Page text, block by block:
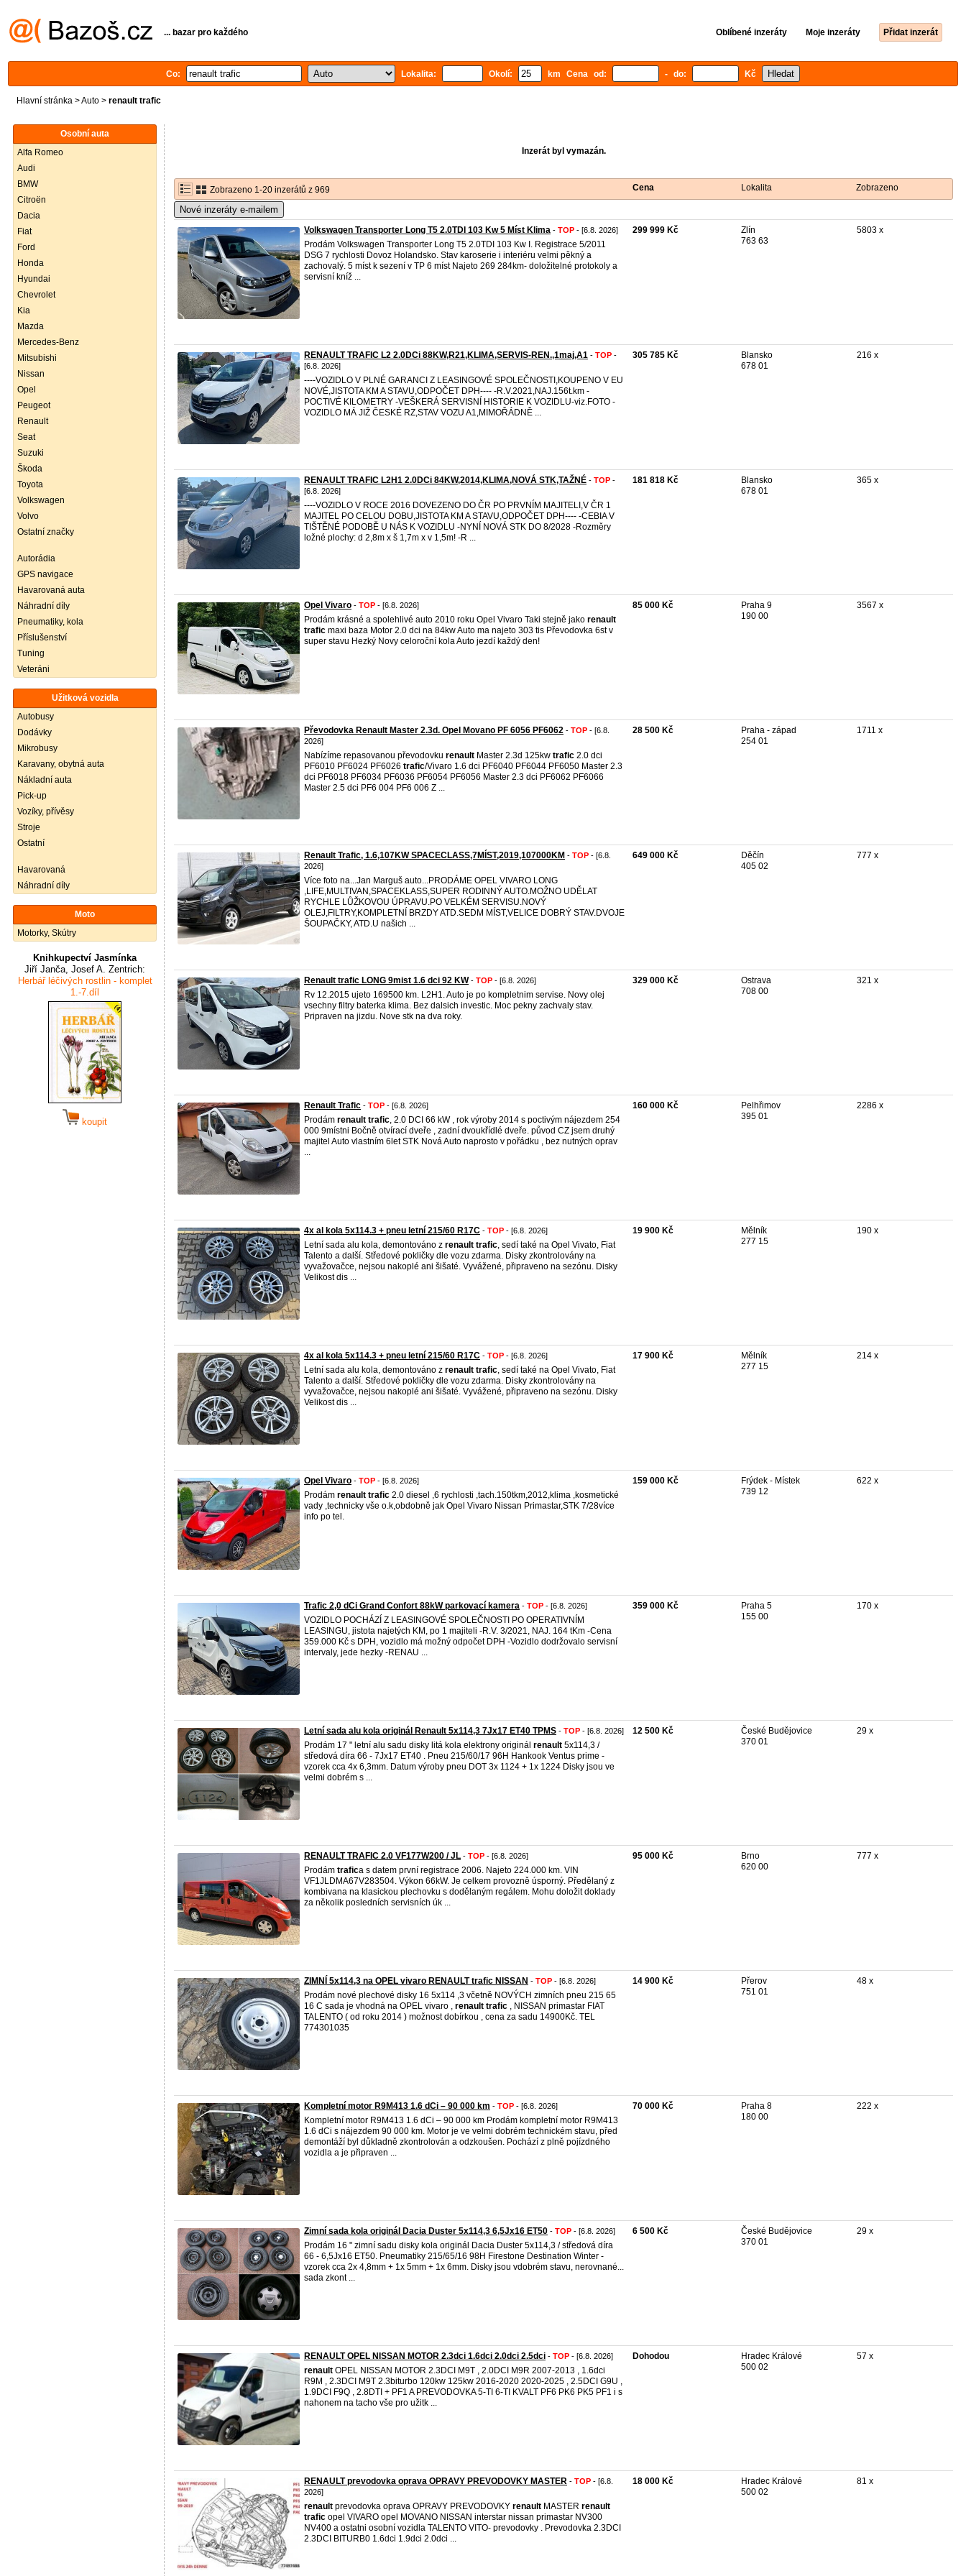
... bazar pro každého Oblíbené inzeráty Moje inzeráty Přidat inzerát
Co: Lokalita: Okolí: km Cena od: - do: Kč
Hlavní stránka >Auto > renault trafic
Osobní auta
Alfa Romeo
Audi
BMW
Citroën
Dacia
Fiat
Ford
Honda
Hyundai
Chevrolet
Kia
Mazda
Mercedes-Benz
Mitsubishi
Nissan
Opel
Peugeot
Renault
Seat
Suzuki
Škoda
Toyota
Volkswagen
Volvo
Ostatní značky
Autorádia
GPS navigace
Havarovaná auta
Náhradní díly
Pneumatiky, kola
Příslušenství
Tuning
Veteráni
Užitková vozidla
Autobusy
Dodávky
Mikrobusy
Karavany, obytná auta
Nákladní auta
Pick-up
Vozíky, přívěsy
Stroje
Ostatní
Havarovaná
Náhradní díly
Moto
Motorky, Skútry
Knihkupectví Jasmínka
Jiří Janča, Josef A. Zentrich:
Herbář léčivých rostlin - komplet
1.-7.díl
koupit
Inzerát byl vymazán.
Zobrazeno 1-20 inzerátů z 969 Cena Lokalita Zobrazeno
Nové inzeráty e-mailem
Volkswagen Transporter Long T5 2.0TDI 103 Kw 5 Míst Klima - TOP - [6.8. 2026]
Prodám Volkswagen Transporter Long T5 2.0TDI 103 Kw I. Registrace 5/2011
DSG 7 rychlosti Dovoz Holandsko. Stav karoserie i interiéru velmi pěkný a
zachovalý. 5 míst k sezení v TP 6 míst Najeto 269 284km- doložitelné protokoly a
servisní kníž ...
299 999 Kč
Zlín
763 63
5803 x
RENAULT TRAFIC L2 2.0DCi 88KW,R21,KLIMA,SERVIS-REN.,1maj,A1 - TOP -
[6.8. 2026]
----VOZIDLO V PLNÉ GARANCI Z LEASINGOVÉ SPOLEČNOSTI,KOUPENO V EU
NOVÉ,JISTOTA KM A STAVU,ODPOČET DPH---- -R.V.2021,NAJ.156t.km -
POCTIVÉ KILOMETRY -VEŠKERÁ SERVISNÍ HISTORIE K VOZIDLU-viz.FOTO -
VOZIDLO MÁ JIŽ ČESKÉ RZ,STAV VOZU A1,MIMOŘÁDNĚ ...
305 785 Kč
Blansko
678 01
216 x
RENAULT TRAFIC L2H1 2.0DCi 84KW,2014,KLIMA,NOVÁ STK,TAŽNÉ - TOP -
[6.8. 2026]
----VOZIDLO V ROCE 2016 DOVEZENO DO ČR PO PRVNÍM MAJITELI,V ČR 1
MAJITEL PO CELOU DOBU,JISTOTA KM A STAVU,ODPOČET DPH---- -CEBIA V
TIŠTĚNÉ PODOBĚ U NÁS K VOZIDLU -NYNÍ NOVÁ STK DO 8/2028 -Rozměry
ložné plochy: d 2,8m x š 1,7m x v 1,5m! -R ...
181 818 Kč
Blansko
678 01
365 x
Opel Vivaro - TOP - [6.8. 2026]
Prodám krásné a spolehlivé auto 2010 roku Opel Vivaro Taki stejně jako renault
trafic maxi baza Motor 2.0 dci na 84kw Auto ma najeto 303 tis Převodovka 6st v
super stavu Hezký Novy celoroční kola Auto jezdí každý den!
85 000 Kč
Praha 9
190 00
3567 x
Převodovka Renault Master 2.3d. Opel Movano PF 6056 PF6062 - TOP - [6.8.
2026]
Nabízíme repasovanou převodovku renault Master 2.3d 125kw trafic 2.0 dci
PF6010 PF6024 PF6026 trafic/Vivaro 1.6 dci PF6040 PF6044 PF6050 Master 2.3
dci PF6018 PF6034 PF6036 PF6054 PF6056 Master 2.3 dci PF6062 PF6066
Master 2.5 dci PF6 004 PF6 006 Z ...
28 500 Kč
Praha - západ
254 01
1711 x
Renault Trafic, 1.6,107KW SPACECLASS,7MÍST,2019,107000KM - TOP - [6.8.
2026]
Více foto na...Jan Marguš auto...PRODÁME OPEL VIVARO LONG
,LIFE,MULTIVAN,SPACEKLASS,SUPER RODINNÝ AUTO.MOŽNO UDĚLAT
RYCHLE LŮŽKOVOU ÚPRAVU.PO VELKÉM SERVISU.NOVÝ
OLEJ,FILTRY,KOMPLETNÍ BRZDY ATD.SEDM MÍST,VELICE DOBRÝ STAV.DVOJE
ŠOUPAČKY, ATD.U našich ...
649 000 Kč
Děčín
405 02
777 x
Renault trafic LONG 9mist 1.6 dci 92 KW- TOP - [6.8. 2026]
Rv 12.2015 ujeto 169500 km. L2H1. Auto je po kompletnim servise. Novy olej
vsechny filtry baterka klima. Bez dalsich investic. Moc pekny zachvaly stav.
Pripraven na jizdu. Nove stk na dva roky.
329 000 Kč
Ostrava
708 00
321 x
Renault Trafic - TOP - [6.8. 2026]
Prodám renault trafic, 2.0 DCI 66 kW , rok výroby 2014 s poctivým nájezdem 254
000 9místni Bočně otvírací dveře , zadní dvoukřídlé dveře. původ CZ jsem druhý
majitel Auto vlastním 6let STK Nová Auto naprosto v pořádku , bez nutných oprav
...
160 000 Kč
Pelhřimov
395 01
2286 x
4x al kola 5x114.3 + pneu letní 215/60 R17C - TOP - [6.8. 2026]
Letní sada alu kola, demontováno z renault trafic, sedí také na Opel Vivato, Fiat
Talento a další. Středové pokličky dle vozu zdarma. Disky zkontrolovány na
vyvažovačce, nejsou nakoplé ani šišaté. Vyvážené, připraveno na sezónu. Disky
Velikost dis ...
19 900 Kč
Mělník
277 15
190 x
4x al kola 5x114.3 + pneu letní 215/60 R17C - TOP - [6.8. 2026]
Letní sada alu kola, demontováno z renault trafic, sedí také na Opel Vivato, Fiat
Talento a další. Středové pokličky dle vozu zdarma. Disky zkontrolovány na
vyvažovačce, nejsou nakoplé ani šišaté. Vyvážené, připraveno na sezónu. Disky
Velikost dis ...
17 900 Kč
Mělník
277 15
214 x
Opel Vivaro - TOP - [6.8. 2026]
Prodám renault trafic 2.0 diesel ,6 rychlosti ,tach.150tkm,2012,klima ,kosmetické
vady ,technicky vše o.k,obdobně jak Opel Vivaro Nissan Primastar,STK 7/28více
info po tel.
159 000 Kč
Frýdek - Místek
739 12
622 x
Trafic 2,0 dCi Grand Confort 88kW parkovací kamera - TOP - [6.8. 2026]
VOZIDLO POCHÁZÍ Z LEASINGOVÉ SPOLEČNOSTI PO OPERATIVNÍM
LEASINGU, jistota najetých KM, po 1 majiteli -R.V. 3/2021, NAJ. 164 tKm -Cena
359.000 Kč s DPH, vozidlo má možný odpočet DPH -Vozidlo dodržovalo servisní
intervaly, jede hezky -RENAU ...
359 000 Kč
Praha 5
155 00
170 x
Letní sada alu kola originál Renault 5x114,3 7Jx17 ET40 TPMS - TOP - [6.8. 2026]
Prodám 17 " letní alu sadu disky litá kola elektrony originál renault 5x114,3 /
středová díra 66 - 7Jx17 ET40 . Pneu 215/60/17 96H Hankook Ventus prime -
vzorek cca 4x 6,3mm. Datum výroby pneu DOT 3x 1124 + 1x 1224 Disky jsou ve
velmi dobrém s ...
12 500 Kč
České Budějovice
370 01
29 x
RENAULT TRAFIC 2.0 VF177W200 / JL - TOP - [6.8. 2026]
Prodám trafica s datem první registrace 2006. Najeto 224.000 km. VIN
VF1JLDMA67V283504. Výkon 66kW. Je celkem provozně úsporný. Předělaný z
kombivana na klasickou plechovku s dodělaným regálem. Mohu doložit doklady
za několik posledních servisních úk ...
95 000 Kč
Brno
620 00
777 x
ZIMNÍ 5x114,3 na OPEL vivaro RENAULT trafic NISSAN - TOP - [6.8. 2026]
Prodám nové plechové disky 16 5x114 ,3 včetně NOVÝCH zimních pneu 215 65
16 C sada je vhodná na OPEL vivaro , renault trafic , NISSAN primastar FIAT
TALENTO ( od roku 2014 ) možnost dobírkou , cena za sadu 14900Kč. TEL
774301035
14 900 Kč
Přerov
751 01
48 x
Kompletní motor R9M413 1.6 dCi – 90 000 km - TOP - [6.8. 2026]
Kompletní motor R9M413 1.6 dCi – 90 000 km Prodám kompletní motor R9M413
1.6 dCi s nájezdem 90 000 km. Motor je ve velmi dobrém technickém stavu, před
demontáží byl důkladně zkontrolován a odzkoušen. Pochází z plně pojízdného
vozidla a je připraven ...
70 000 Kč
Praha 8
180 00
222 x
Zimní sada kola originál Dacia Duster 5x114,3 6,5Jx16 ET50 - TOP - [6.8. 2026]
Prodám 16 " zimní sadu disky kola originál Dacia Duster 5x114,3 / středová díra
66 - 6,5Jx16 ET50. Pneumatiky 215/65/16 98H Firestone Destination Winter -
vzorek cca 2x 4,8mm + 1x 5mm + 1x 6mm. Disky jsou vdobrém stavu, nerovnané...
sada zkont ...
6 500 Kč
České Budějovice
370 01
29 x
RENAULT OPEL NISSAN MOTOR 2.3dci 1.6dci 2.0dci 2.5dci - TOP - [6.8. 2026]
renault OPEL NISSAN MOTOR 2.3DCI M9T , 2.0DCI M9R 2007-2013 , 1.6dci
R9M , 2.3DCI M9T 2.3biturbo 120kw 125kw 2016-2020 2020-2025 , 2.5DCI G9U ,
1.9DCI F9Q , 2.8DTI + PF1 A PREVODOVKA 5-TI 6-TI KVALT PF6 PK6 PK5 PF1 i s
nahonem na tacho vše pro užitk ...
Dohodou
Hradec Králové
500 02
57 x
RENAULT prevodovka oprava OPRAVY PREVODOVKY MASTER - TOP - [6.8.
2026]
renault prevodovka oprava OPRAVY PREVODOVKY renault MASTER renault
trafic opel VIVARO opel MOVANO NISSAN interstar nissan primastar NV300
NV400 a ostatni osobní vozidla TALENTO VITO- prevodovky . Prevodovka 2.3DCI
2.3DCI BITURB0 1.6dci 1.9dci 2.0dci ...
18 000 Kč
Hradec Králové
500 02
81 x